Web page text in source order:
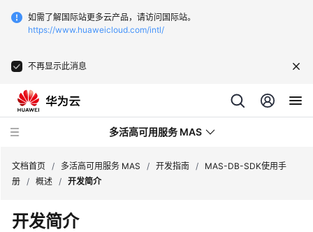
如需了解国际站更多云产品，请访问国际站。
https://www.huaweicloud.com/intl/
不再显示此消息
多活高可用服务 MAS
最
新
文档首页 / 多活高可用服务 MAS / 开发指南 /
MAS-DB-SDK使用手
册 / 概述 / 开发简介
开发简介